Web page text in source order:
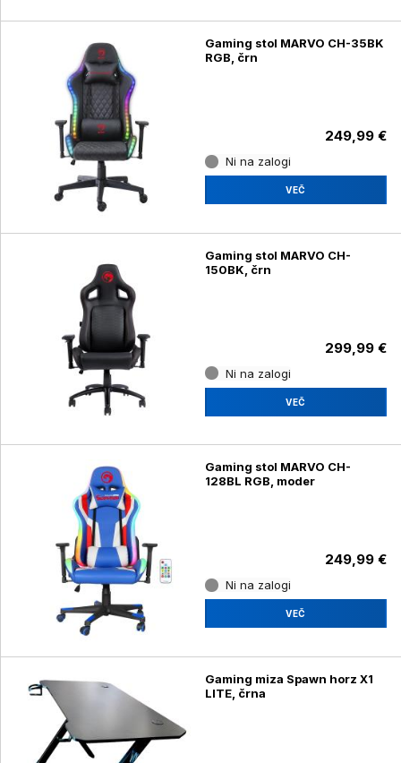
Gaming stol MARVO CH-35BK
RGB, črn
249,99 €
Ni na zalogi
VEČ
Gaming stol MARVO CH-
150BK, črn
299,99 €
Ni na zalogi
VEČ
Gaming stol MARVO CH-
128BL RGB, moder
249,99 €
Ni na zalogi
VEČ
Gaming miza Spawn horz X1
LITE, črna